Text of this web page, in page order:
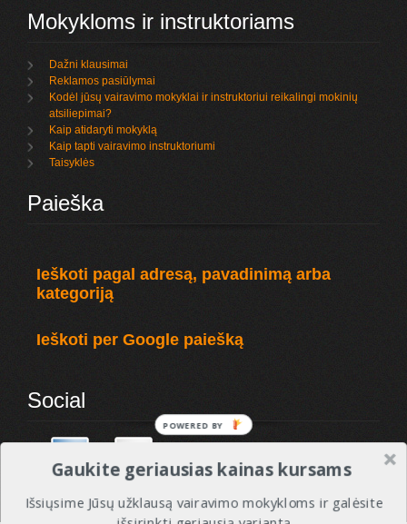
Mokykloms ir instruktoriams
Dažni klausimai
Reklamos pasiūlymai
Kodėl jūsų vairavimo mokyklai ir instruktoriui reikalingi mokinių
atsiliepimai?
Kaip atidaryti mokyklą
Kaip tapti vairavimo instruktoriumi
Taisyklės
Paieška
Ieškoti pagal adresą, pavadinimą arba
kategoriją
Ieškoti per Google paiešką
Social
Gaukite geriausias kainas kursams
Išsiųsime Jūsų užklausą vairavimo mokykloms ir galėsite